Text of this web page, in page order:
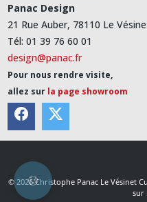
Panac Design
21 Rue Auber, 78110 Le
Tél: 01 39 76 60 01
design@panac.fr
Pour nous rendre visite,
allez sur la page showroom
© 2026 Christophe Panac Le Vésinet
sur